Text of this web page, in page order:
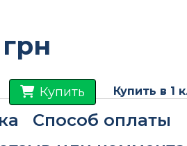
Купить Купить в 1
Способ оплаты